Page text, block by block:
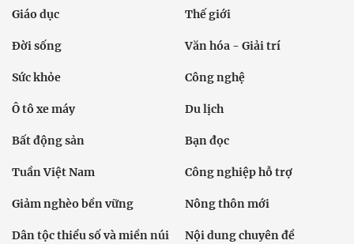
Giáo dục Thế giới
Đời sống Văn hóa - Giải trí
Sức khỏe Công nghệ
Ô tô xe máy Du lịch
Bất động sản Bạn đọc
Tuần Việt Nam Công nghiệp hỗ trợ
Giảm nghèo bền vững Nông thôn mới
Dân tộc thiểu số và miền núi Nội dung chuyên đề